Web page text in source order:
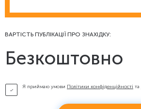
ВАРТІСТЬ ПУБЛІКАЦІЇ ПРО ЗНАХІДКУ:
Безкоштовно
Я приймаю умови Політики конфіденційності та